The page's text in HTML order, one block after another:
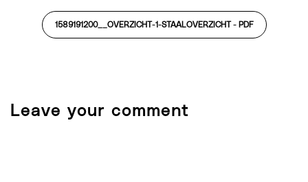
1589191200__OVERZICHT-1-STAALOVERZICHT - PDF
Leave your comment